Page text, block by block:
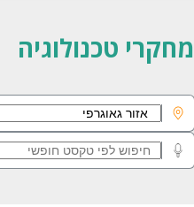
מחקרי טכנולוגיה